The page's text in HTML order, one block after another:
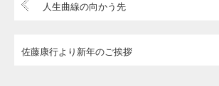
人生曲線の向かう先
佐藤康行より新年のご挨拶